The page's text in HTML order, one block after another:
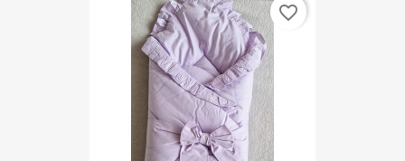
favorite_border